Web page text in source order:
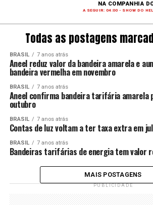
NA COMPANHIA
A SEGUIR: 04:00 - SHOW DO
Todas as postagens
BRASIL 7 anos atrás
Aneel reduz valor da bandeira amarela e
bandeira vermelha em novembro
BRASIL 7 anos atrás
Aneel confirma bandeira tarifária amarela
outubro
BRASIL 7 anos atrás
Contas de luz voltam a ter taxa extra em
BRASIL 7 anos atrás
Bandeiras tarifárias de energia tem valor
MAIS POSTAGENS
PUBLICIDADE